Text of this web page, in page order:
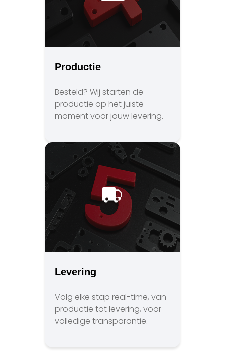
Productie
Besteld? Wij starten de
productie op het juiste
moment voor jouw levering.
Levering
Volg elke stap real-time, van
productie tot levering, voor
volledige transparantie.